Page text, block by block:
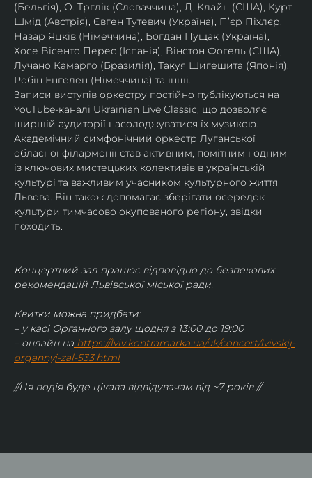
(Бельгія), О. Трглік (Словаччина), Д. Клайн (США), Курт
Шмід (Австрія), Євген Тутевич (Україна), П’єр Піхлєр,
Назар Яцків (Німеччина), Богдан Пущак (Україна),
Хосе Вісенто Перес (Іспанія), Вінстон Фогель (США),
Лучано Камарго (Бразилія), Такуя Шигешита (Японія),
Робін Енгелен (Німеччина) та інші.
Записи виступів оркестру постійно публікуються на
YouTube-каналі Ukrainian Live Classic, що дозволяє
ширшій аудиторії насолоджуватися їх музикою​.
Академічний симфонічний оркестр Луганської
обласної філармонії став активним, помітним і одним
із ключових мистецьких колективів в українській
культурі та важливим учасником культурного життя
Львова. Він також допомагає зберігати осередок
культури тимчасово окупованого регіону, звідки
походить.
Концертний зал працює відповідно до безпекових
рекомендацій Львівської міської ради.
Квитки можна придбати:
– у касі Органного залу щодня з 13:00 до 19:00
– онлайн на https://lviv.kontramarka.ua/uk/concert/lvivskij-
organnyj-zal-533.html
//Ця подія буде цікава відвідувачам від ~7 років.//